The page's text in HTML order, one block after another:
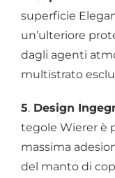
superficie
un’ulteriore
dagli agenti
multistrato
5. Design
tegole Wierer è
massima
del manto di